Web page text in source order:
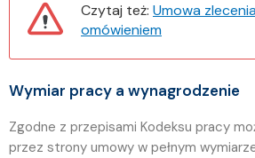
Czytaj też: Umowa
omówieniem
Wymiar pracy a wynagrodzenie
Zgodne z przepisami Kodeksu pracy
przez strony umowy w pełnym